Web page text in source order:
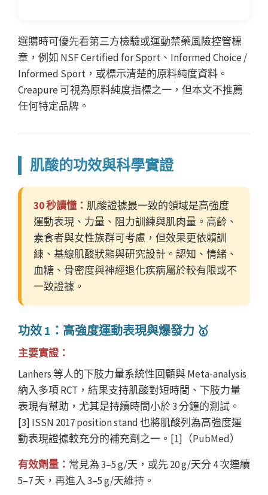
選購時可優先看第三方檢驗或運動禁藥風險控管標
章，例如 NSF Certified for Sport、Informed Choice /
Informed Sport，或標示清楚的原料純度資料。
Creapure 可視為原料純度指標之一，但本文不推薦
任何特定品牌。
肌酸的功效與科學實證
30 秒讀懂： 肌酸證據最一致的領域是高強度
運動表現、力量、阻力訓練與肌肉量。高齡、
素食者與女性族群可考慮，但效果更依賴訓
練、基線肌酸狀態與研究設計。認知、情緒、
血糖、骨密度與神經退化疾病屬於較有限或不
一致證據。
功效 1：高強度運動表現與爆發力 🥇
主要實證：
Lanhers 等人的下肢力量系統性回顧與 Meta-analysis
納入多項 RCT，結果支持肌酸對短時間、下肢力量
表現有幫助，尤其是持續時間小於 3 分鐘的測試。
[3] ISSN 2017 position stand 也將肌酸列為高強度運
動表現證據較充分的補充劑之一。[1]（PubMed）
有效劑量： 常見為 3–5 g/天，或先 20 g/天分 4 次連續
5–7 天，再進入 3–5 g/天維持。